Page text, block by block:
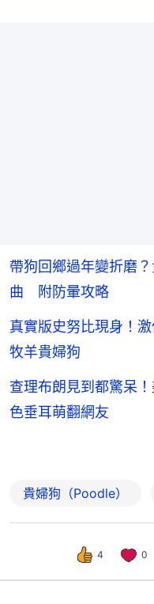
帶狗回鄉過年變折磨
曲 附防暈攻略
真實版史努比現身！
牧羊貴婦狗
查理布朗見到都驚呆
色垂耳萌翻網友
貴婦狗（Poodle）
4 0